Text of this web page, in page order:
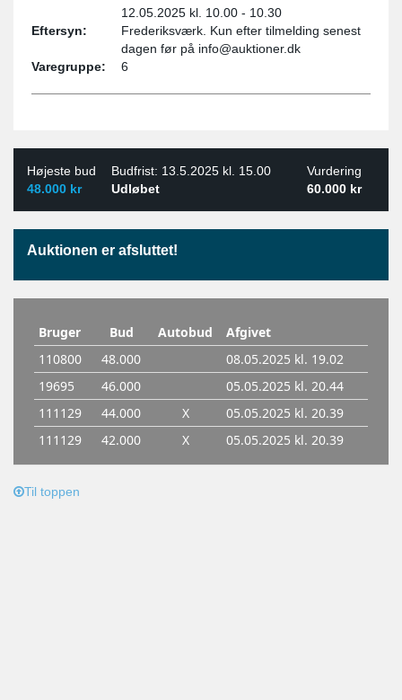
Eftersyn:
12.05.2025 kl. 10.00 - 10.30
Frederiksværk. Kun efter tilmelding senest
dagen før på info@auktioner.dk
Varegruppe:
6
Højeste bud Budfrist: 13.5.2025 kl. 15.00
Vurdering
48.000 kr
Udløbet 60.000 kr
Auktionen er afsluttet!
Til toppen